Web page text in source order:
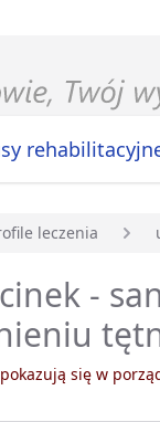
leczenia
-
się w